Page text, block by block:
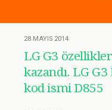
28 MAYIS 2014
LG G3
kazandı. LG
kod ismi D855